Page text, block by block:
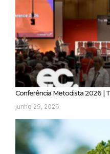
Conferência Metodista 2026 |
junho 29, 2026